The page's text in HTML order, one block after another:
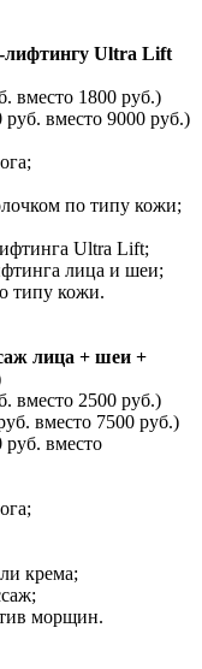
лифтингу Ultra Lift
вместо 1800 руб.)
вместо 9000 руб.)
по типу кожи;
Ultra Lift;
лица и шеи;
типу кожи.
лица + шеи +
вместо 2500 руб.)
вместо 7500 руб.)
вместо
крема;
морщин.